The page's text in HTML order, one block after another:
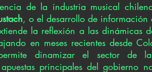
de la industria musical
, o el desarrollo de información
la reflexión a las dinámicas
en meses recientes desde
dinamizar el sector de
principales del gobierno